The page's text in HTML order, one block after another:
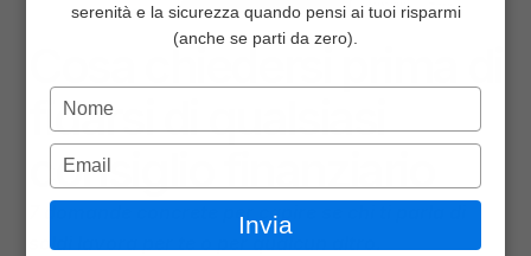
serenità e la sicurezza quando pensi ai tuoi risparmi
(anche se parti da zero).
Digita
il
nome
Digita
l'email
Invia
Contattaci
Accedi
Select Language
19 mag 2026
Cosa chiedersi prima di
fidarsi di qualsiasi
consiglio finanziario
7 domande concrete per capire se chi ti parla di
soldi lavora per te o per qualcun altro.